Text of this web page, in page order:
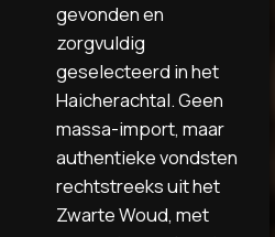
gevonden en
zorgvuldig
geselecteerd in het
Haicherachtal. Geen
massa-import, maar
authentieke vondsten
rechtstreeks uit het
Zwarte Woud, met